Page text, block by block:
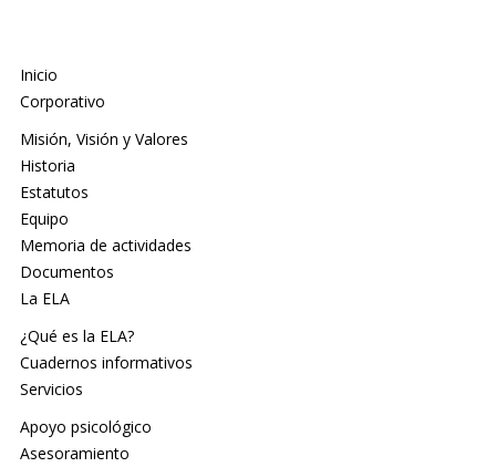
Inicio
Corporativo
Misión, Visión y Valores
Historia
Estatutos
Equipo
Memoria de actividades
Documentos
La ELA
¿Qué es la ELA?
Cuadernos informativos
Servicios
Apoyo psicológico
Asesoramiento